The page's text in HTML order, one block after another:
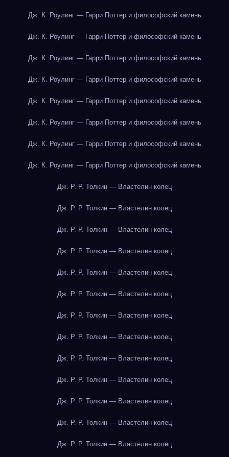
Дж. К. Роулинг — Гарри Поттер и философский камень
Дж. К. Роулинг — Гарри Поттер и философский камень
Дж. К. Роулинг — Гарри Поттер и философский камень
Дж. К. Роулинг — Гарри Поттер и философский камень
Дж. К. Роулинг — Гарри Поттер и философский камень
Дж. К. Роулинг — Гарри Поттер и философский камень
Дж. К. Роулинг — Гарри Поттер и философский камень
Дж. К. Роулинг — Гарри Поттер и философский камень
Дж. Р. Р. Толкин — Властелин колец
Дж. Р. Р. Толкин — Властелин колец
Дж. Р. Р. Толкин — Властелин колец
Дж. Р. Р. Толкин — Властелин колец
Дж. Р. Р. Толкин — Властелин колец
Дж. Р. Р. Толкин — Властелин колец
Дж. Р. Р. Толкин — Властелин колец
Дж. Р. Р. Толкин — Властелин колец
Дж. Р. Р. Толкин — Властелин колец
Дж. Р. Р. Толкин — Властелин колец
Дж. Р. Р. Толкин — Властелин колец
Дж. Р. Р. Толкин — Властелин колец
Дж. Р. Р. Толкин — Властелин колец